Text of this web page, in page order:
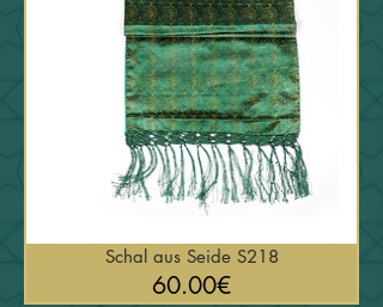
Schal aus Seide S218
60.00€السعر